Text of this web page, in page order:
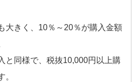
大きく、10％～20％が購入金額
と同様で、税抜10,000円以上購
。